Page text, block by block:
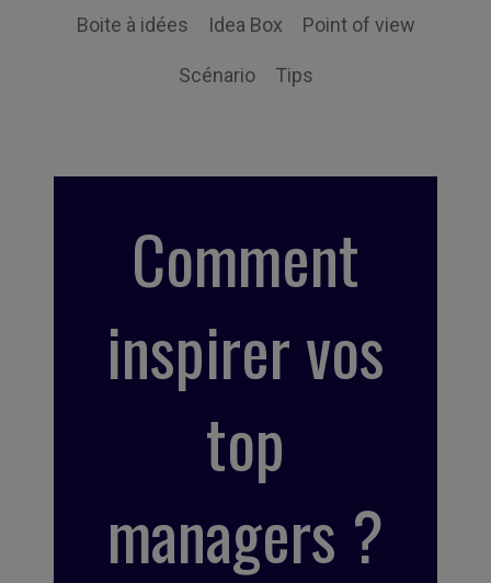
Boite à idées Idea Box Point of view
Scénario Tips
Comment
inspirer vos
top
managers ?